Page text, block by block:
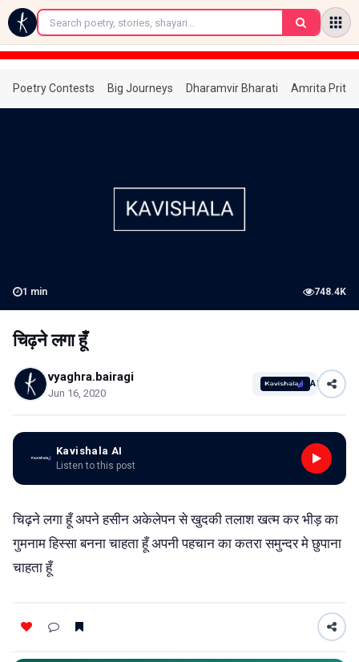
←
Poetry Contests Big Journeys Dharamvir Bharati Amrita
1 min 748.4K
चिढ़ने लगा हूँ
vyaghra.bairagi
Jun 16, 2020
AI
Kavishala AI
Listen to this post
चिढ़ने लगा हूँ अपने हसीन अकेलेपन से खुदकी तलाश खत्म कर भीड़ का
गुमनाम हिस्सा बनना चाहता हूँ अपनी पहचान का कतरा समुन्दर मे छुपाना
चाहता हूँ